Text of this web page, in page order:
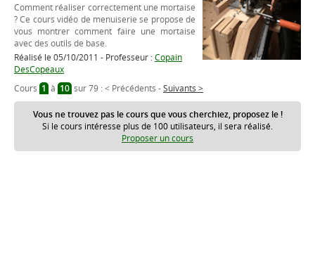
Comment réaliser correctement une mortaise
? Ce cours vidéo de menuiserie se propose de
vous montrer comment faire une mortaise
avec des outils de base.
Réalisé le 05/10/2011 - Professeur :Copain
DesCopeaux
Cours 1à 10sur 79 :< Précédents -Suivants >
Vous ne trouvez pas le cours que vous cherchiez, proposez le !
Si le cours intéresse plus de 100 utilisateurs, il sera réalisé.
Proposer un cours